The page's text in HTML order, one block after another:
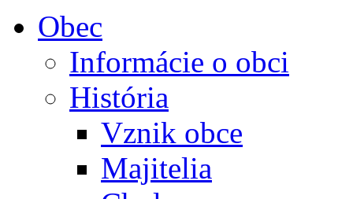
Obec
Informácie o obci
História
Vznik obce
Majitelia